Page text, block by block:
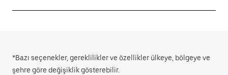
*Bazı seçenekler, gereklilikler ve özellikler ülkeye, bölgeye ve
şehre göre değişiklik gösterebilir.